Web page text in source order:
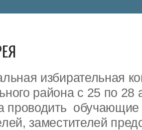
избирательная
района с 25 по 28
проводить
заместителей